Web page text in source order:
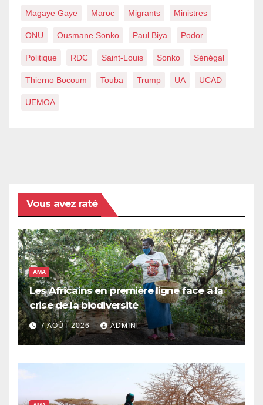
Magaye Gaye Maroc Migrants Ministres
ONU Ousmane Sonko Paul Biya Podor
Politique RDC Saint-Louis Sonko Sénégal
Thierno Bocoum Touba Trump UA UCAD
UEMOA
Vous avez raté
AMA
Les Africains en première ligne face à la
crise de la biodiversité
7 AOÛT 2026 ADMIN